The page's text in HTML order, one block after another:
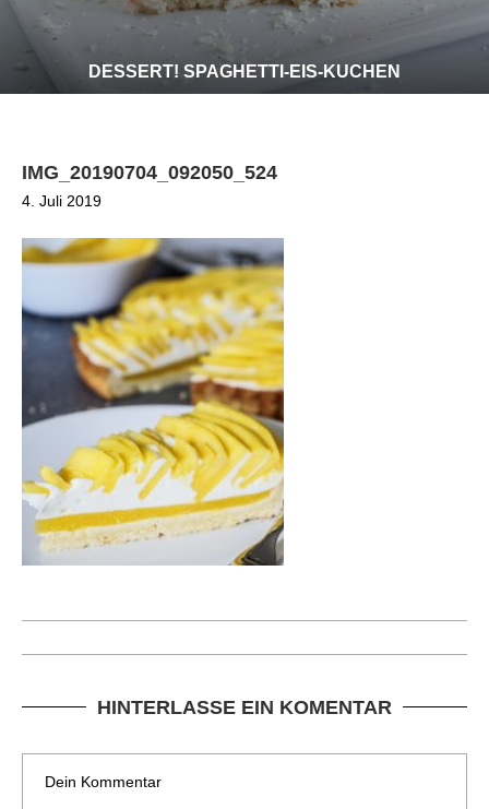
DESSERT! SPAGHETTI-EIS-KUCHEN
IMG_20190704_092050_524
4. Juli 2019
HINTERLASSE EIN KOMENTAR